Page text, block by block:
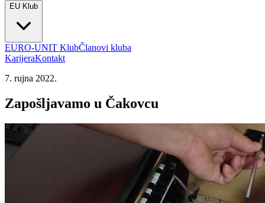
EU Klub
EURO-UNIT KlubČlanovi kluba
KarijeraKontakt
7. rujna 2022.
Zapošljavamo u Čakovcu